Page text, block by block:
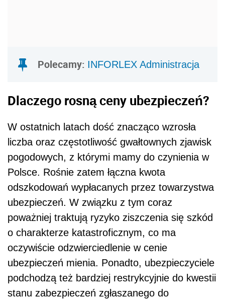
Polecamy: INFORLEX Administracja
Dlaczego rosną ceny ubezpieczeń?
W ostatnich latach dość znacząco wzrosła
liczba oraz częstotliwość gwałtownych zjawisk
pogodowych, z którymi mamy do czynienia w
Polsce. Rośnie zatem łączna kwota
odszkodowań wypłacanych przez towarzystwa
ubezpieczeń. W związku z tym coraz
poważniej traktują ryzyko ziszczenia się szkód
o charakterze katastroficznym, co ma
oczywiście odzwierciedlenie w cenie
ubezpieczeń mienia. Ponadto, ubezpieczyciele
podchodzą też bardziej restrykcyjnie do kwestii
stanu zabezpieczeń zgłaszanego do